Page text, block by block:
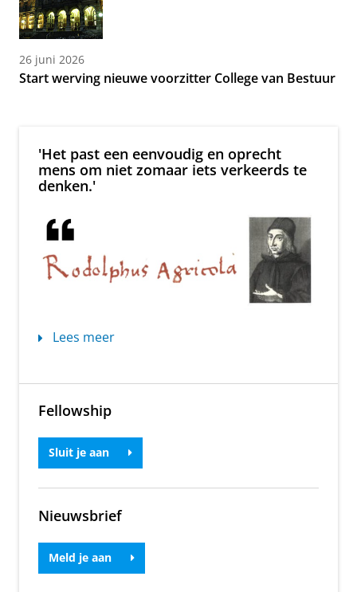
26 juni 2026
Start werving nieuwe voorzitter College van Bestuur
'Het past een eenvoudig en oprecht
mens om niet zomaar iets verkeerds te
denken.'
Lees meer
Fellowship
Sluit je aan
Nieuwsbrief
Meld je aan